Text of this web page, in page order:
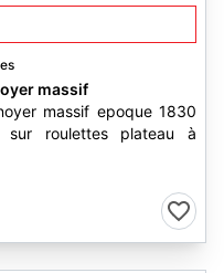
massif
massif epoque 1830
roulettes plateau à